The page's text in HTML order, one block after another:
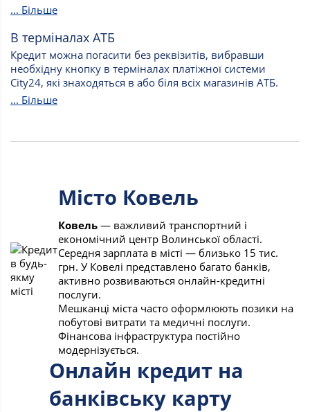
... Більше
В терміналах АТБ
Кредит можна погасити без реквізитів, вибравши
необхідну кнопку в терміналах платіжної системи
City24, які знаходяться в або біля всіх магазинів АТБ.
... Більше
Місто Ковель
Ковель— важливий транспортний і
економічний центр Волинської області.
Середня зарплата в місті — близько 15 тис.
грн. У Ковелі представлено багато банків,
активно розвиваються онлайн-кредитні
послуги.
Мешканці міста часто оформлюють позики на
побутові витрати та медичні послуги.
Фінансова інфраструктура постійно
модернізується.
Онлайн кредит на
банківську карту